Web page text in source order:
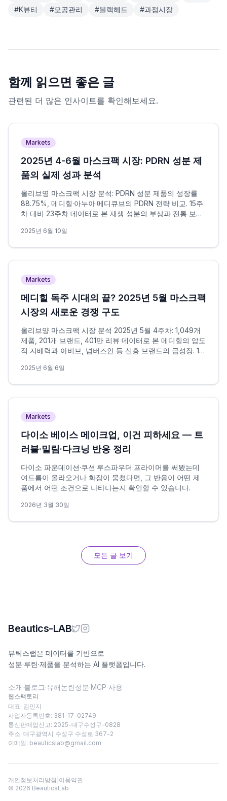
#K뷰티 #모공관리 #블랙헤드 #과점시장
함께 읽으면 좋은 글
관련된 더 많은 인사이트를 확인해보세요.
Markets
2025년 4-6월 마스크팩 시장: PDRN 성분 제
품의 실제 성과 분석
올리브영 마스크팩 시장 분석: PDRN 성분 제품의 성장률
88.75%, 메디힐·아누아·메디큐브의 PDRN 전략 비교. 15주
차 대비 23주차 데이터로 본 재생 성분의 부상과 전통 보습
2025년 6월 10일
Markets
메디힐 독주 시대의 끝? 2025년 5월 마스크팩
시장의 새로운 경쟁 구도
올리브양 마스크팩 시장 분석 2025년 5월 4주차: 1,049개
제품, 201개 브랜드, 401만 리뷰 데이터로 본 메디힐의 압도
적 지배력과 아비브, 넘버즈인 등 신흥 브랜드의 급성장. 14
2025년 6월 6일
Markets
다이소 베이스 메이크업, 이건 피하세요 — 트
러블·밀림·다크닝 반응 정리
다이소 파운데이션·쿠션·루스파우더·프라이머를 써봤는데
여드름이 올라오거나 화장이 뭉쳤다면, 그 반응이 어떤 제
품에서 어떤 조건으로 나타나는지 확인할 수 있습니다.
2026년 3월 30일
모든 글 보기
Beautics-LAB
뷰틱스랩은 데이터를 기반으로
성분·루틴·제품을 분석하는 AI 플랫폼입니다.
소개·블로그·유해논란성분·MCP 사용
웹스팩토리
대표: 김민지
사업자등록번호: 381-17-02749
통신판매업신고: 2025-대구수성구-0828
주소: 대구광역시 수성구 수성로 367-2
이메일: beauticslab@gmail.com
개인정보처리방침 이용약관
© 2026 BeauticsLab